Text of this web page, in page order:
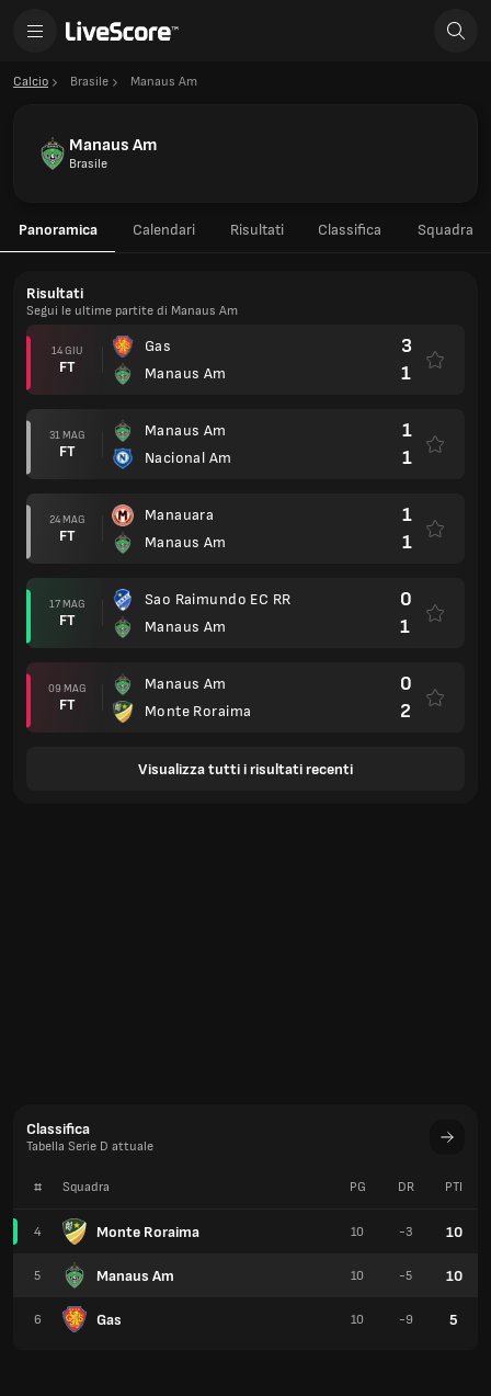
Calcio Brasile Manaus Am
Manaus Am
Brasile
Panoramica Calendari Risultati Classifica Squadra
Risultati
Segui le ultime partite di Manaus Am
14 GIU
FT
Gas
Manaus Am
3
1
31 MAG
FT
Manaus Am
Nacional Am
1
1
24 MAG
FT
Manauara
Manaus Am
1
1
17 MAG
FT
Sao Raimundo EC RR
Manaus Am
0
1
09 MAG
FT
Manaus Am
Monte Roraima
0
2
Visualizza tutti i risultati recenti
Classifica
Tabella Serie D attuale
# Squadra
4 Monte Roraima
5 Manaus Am
6 Gas
PG DR PTI
10 -3 10
10 -5 10
10 -9 5